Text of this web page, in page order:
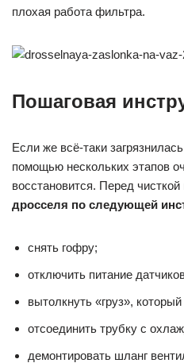
плохая работа фильтра.
Пошаговая
Если же всё-таки
помощью нескольких этапов
восстановится. Перед чисткой
дросселя по следующей
снять гофру;
отключить питание
вытолкнуть «груз»,
отсоединить трубку с
демонтировать шланг